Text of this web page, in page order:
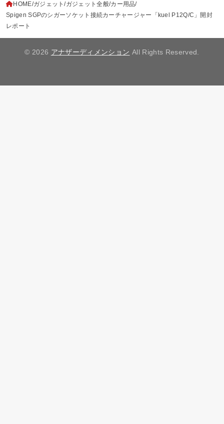
HOME ガジェット ガジェット全般 カー用品
Spigen SGPのシガーソケット接続カーチャージャー「kuel P12Q/C」開封
レポート
© 2026 アナザーディメンション All Rights Reserved.